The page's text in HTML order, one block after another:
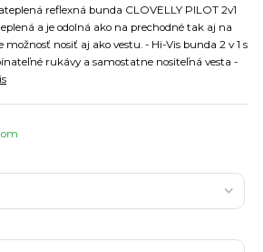
reflexná bunda CLOVELLY PILOT 2v1
a je odolná ako na prechodné tak aj na
možnosť nosiť aj ako vestu. - Hi-Vis bunda 2 v 1 s
rukávy a samostatne nositeľná vesta -